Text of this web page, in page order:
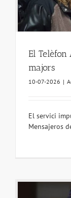
El
majors
10-07-2026 |
El servici
Mensajeros